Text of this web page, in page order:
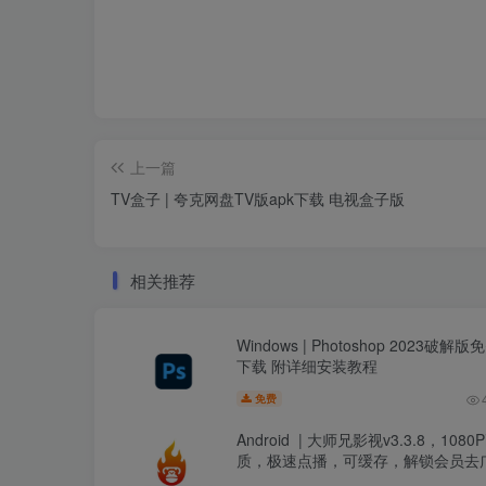
上一篇
TV盒子 | 夸克网盘TV版apk下载 电视盒子版
相关推荐
Windows | Photoshop 2023破解版
下载 附详细安装教程
免费
Android | 大师兄影视v3.3.8，
质，极速点播，可缓存，解锁会员去